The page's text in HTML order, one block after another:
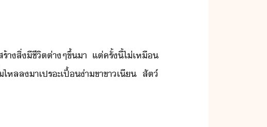
า​สิ่ีชีิต​ต่าๆ​ขึ้​า​ ​แต่​ครั้ี้​ไ่​เหื​
หล​ลา​เประเปื้​่าขา​ขา​เี​ ​สัต์​